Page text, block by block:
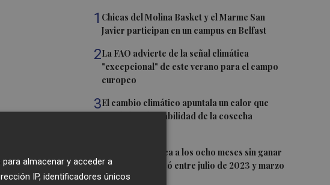
1 Chicas del Molina Basket y el Marme San
Javier participan en un campus en Belfast
2La FAO advierte de la señal climática
"excepcional" de este verano para el campo
europeo
3El cambio climático apuntala un calor que
revela la vulnerabilidad de la cosecha
Alcaraz se acerca a los ocho meses sin ganar
un título que pasó entre julio de 2023 y marzo
de 2024
almacenar y acceder a
IP, identificadores únicos